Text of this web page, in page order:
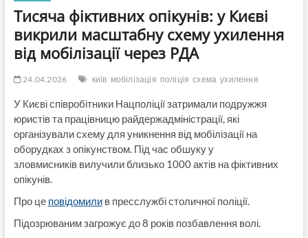
Тисяча фіктивних опікунів: у Києві
викрили масштабну схему ухилення
від мобілізації через РДА
24.04.2026 київ мобілізація поліція схема ухилення
У Києві співробітники Нацполіції затримали подружжя
юристів та працівницю райдержадміністрації, які
організували схему для уникнення від мобілізації на
оборудках з опікунством. Під час обшуку у
зловмисників вилучили близько 1000 актів на фіктивних
опікунів.
Про це повідомилив пресслужбі столичної поліції.
Підозрюваним загрожує до 8 років позбавлення волі.